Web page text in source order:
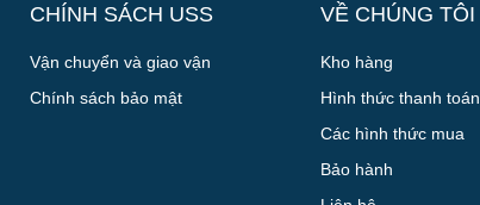
CHÍNH SÁCH USS
Vận chuyển và giao vận
Chính sách bảo mật
VỀ CHÚNG TÔI
Kho hàng
Hình thức thanh toán
Các hình thức mua
Bảo hành